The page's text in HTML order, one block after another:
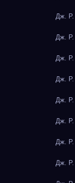
Дж. Р.
Дж. Р.
Дж. Р.
Дж. Р.
Дж. Р.
Дж. Р.
Дж. Р.
Дж. Р.